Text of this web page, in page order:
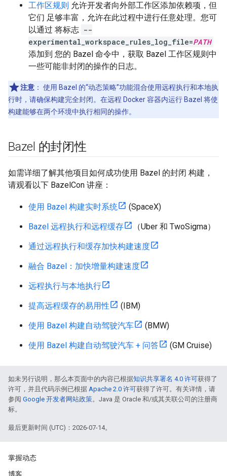
工作区规则 允许开发者向外部工作区添加依赖项，但
它们 足够丰富，允许在此过程中进行任意处理。您可
以通过 将标志 --
experimental_workspace_rules_log_file=PATH
添加到 您的 Bazel 命令中，获取 Bazel 工作区规则中
一些可能非封闭的操作的日志。
注意 ： 使用 Bazel 的“动态策略”功能混合使用远程执行和本地执
行时，请确保构建完全封闭。在远程 Docker 容器内运行 Bazel 将使
构建能够在两个环境中执行相同的操作。
Bazel 的封闭性
如需详细了解其他项目如何成功使用 Bazel 的封闭 构建，
请观看以下 BazelCon 讲座：
使用 Bazel 构建实时系统 (SpaceX)
Bazel 远程执行和远程缓存 （Uber 和 TwoSigma）
通过远程执行和缓存加快构建速度
融合 Bazel：加快增量构建速度
远程执行与本地执行
提高远程缓存的易用性 (IBM)
使用 Bazel 构建自动驾驶汽车 (BMW)
使用 Bazel 构建自动驾驶汽车 + 问答 (GM Cruise)
如未另行说明，那么本页面中的内容已根据知识共享署名 4.0 许可获得了
许可，并且代码示例已根据 Apache 2.0 许可获得了许可。有关详情，请
参阅 Google 开发者网站政策。Java 是 Oracle 和/或其关联公司的注册商
标。
最后更新时间 (UTC)：2026-07-14。
掌握动态
博客